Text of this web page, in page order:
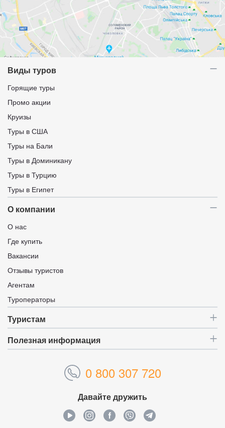
Виды туров
Горящие туры
Промо акции
Круизы
Туры в США
Туры на Бали
Туры в Доминикану
Туры в Турцию
Туры в Египет
О компании
О нас
Где купить
Вакансии
Отзывы туристов
Агентам
Туроператоры
Туристам
Полезная информация
0 800 307 720
Давайте дружить